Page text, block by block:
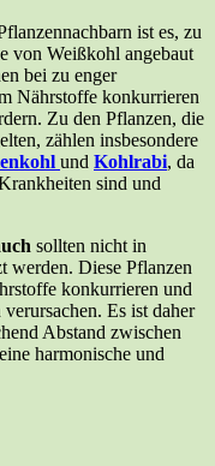
ist es, zu
von Weißkohl angebaut
bei zu enger
Nährstoffe konkurrieren
Zu den Pflanzen, die
zählen insbesondere
und Kohlrabi, da
sind und
sollten nicht in
werden. Diese Pflanzen
konkurrieren und
Es ist daher
Abstand zwischen
harmonische und